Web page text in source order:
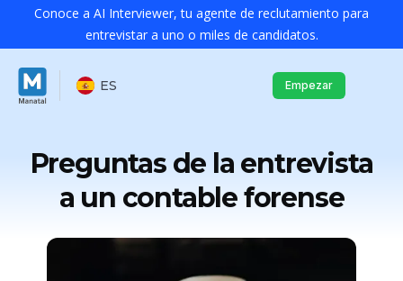
Conoce a AI Interviewer, tu agente de reclutamiento para
entrevistar a uno o miles de candidatos.
ES Empezar
Preguntas de la entrevista
a un contable forense